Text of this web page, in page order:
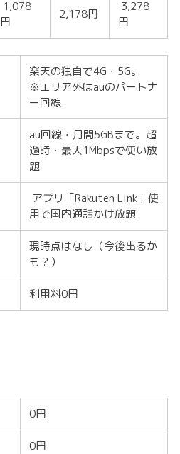
1,078
円
2,178円
3,278
円
楽天の独自で4G・5G。
※エリア外はauのパートナ
ー回線
au回線・月間5GBまで。超
過時・最大1Mbpsで使い放
題
アプリ「Rakuten Link」使
用で国内通話かけ放題
現時点はなし（今後出るか
も？）
利用料0円
0円
0円